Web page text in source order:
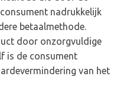
nadrukkelijk
betaalmethode.
door onzorgvuldige
is de consument
van het